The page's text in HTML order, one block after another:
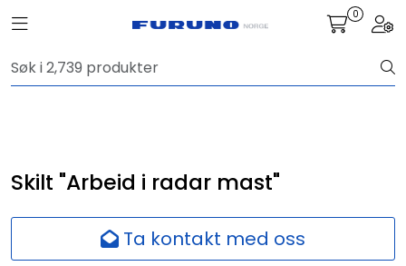
Toggle navigation 0
Skilt "Arbeid i radar mast"
Ta kontakt med oss
Navigasjon
Fiskeleting
Survey